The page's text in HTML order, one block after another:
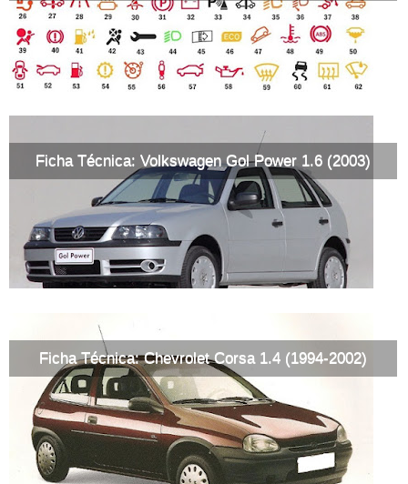
Ficha Técnica: Volkswagen Gol Power 1.6 (2003)
Ficha Técnica: Chevrolet Corsa 1.4 (1994-2002)